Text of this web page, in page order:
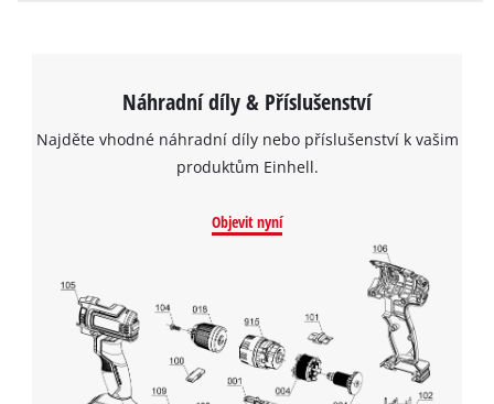
Náhradní díly & Příslušenství
Najděte vhodné náhradní díly nebo příslušenství k vašim
produktům Einhell.
Objevit nyní